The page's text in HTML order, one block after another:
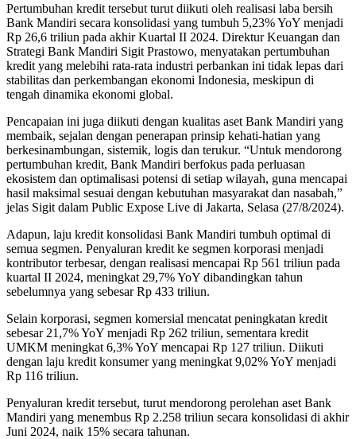
Pertumbuhan kredit tersebut turut diikuti oleh realisasi laba bersih
Bank Mandiri secara konsolidasi yang tumbuh 5,23% YoY menjadi
Rp 26,6 triliun pada akhir Kuartal II 2024. Direktur Keuangan dan
Strategi Bank Mandiri Sigit Prastowo, menyatakan pertumbuhan
kredit yang melebihi rata-rata industri perbankan ini tidak lepas dari
stabilitas dan perkembangan ekonomi Indonesia, meskipun di
tengah dinamika ekonomi global.
Pencapaian ini juga diikuti dengan kualitas aset Bank Mandiri yang
membaik, sejalan dengan penerapan prinsip kehati-hatian yang
berkesinambungan, sistemik, logis dan terukur. “Untuk mendorong
pertumbuhan kredit, Bank Mandiri berfokus pada perluasan
ekosistem dan optimalisasi potensi di setiap wilayah, guna mencapai
hasil maksimal sesuai dengan kebutuhan masyarakat dan nasabah,”
jelas Sigit dalam Public Expose Live di Jakarta, Selasa (27/8/2024).
Adapun, laju kredit konsolidasi Bank Mandiri tumbuh optimal di
semua segmen. Penyaluran kredit ke segmen korporasi menjadi
kontributor terbesar, dengan realisasi mencapai Rp 561 triliun pada
kuartal II 2024, meningkat 29,7% YoY dibandingkan tahun
sebelumnya yang sebesar Rp 433 triliun.
Selain korporasi, segmen komersial mencatat peningkatan kredit
sebesar 21,7% YoY menjadi Rp 262 triliun, sementara kredit
UMKM meningkat 6,3% YoY mencapai Rp 127 triliun. Diikuti
dengan laju kredit konsumer yang meningkat 9,02% YoY menjadi
Rp 116 triliun.
Penyaluran kredit tersebut, turut mendorong perolehan aset Bank
Mandiri yang menembus Rp 2.258 triliun secara konsolidasi di akhir
Juni 2024, naik 15% secara tahunan.